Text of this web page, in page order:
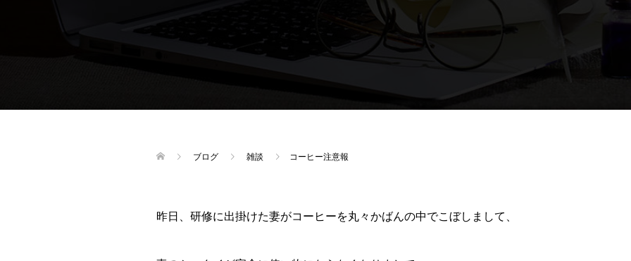
ブログ 雑談 コーヒー注意報
昨日、研修に出掛けた妻がコーヒーを丸々かばんの中でこぼしまして、